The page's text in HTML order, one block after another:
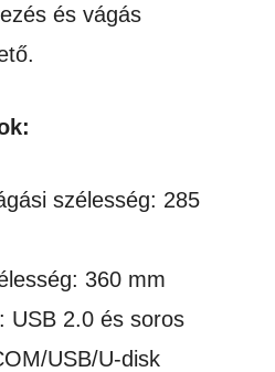
és vágás
szélesség: 285
360 mm
USB 2.0 és soros
USB/U-disk